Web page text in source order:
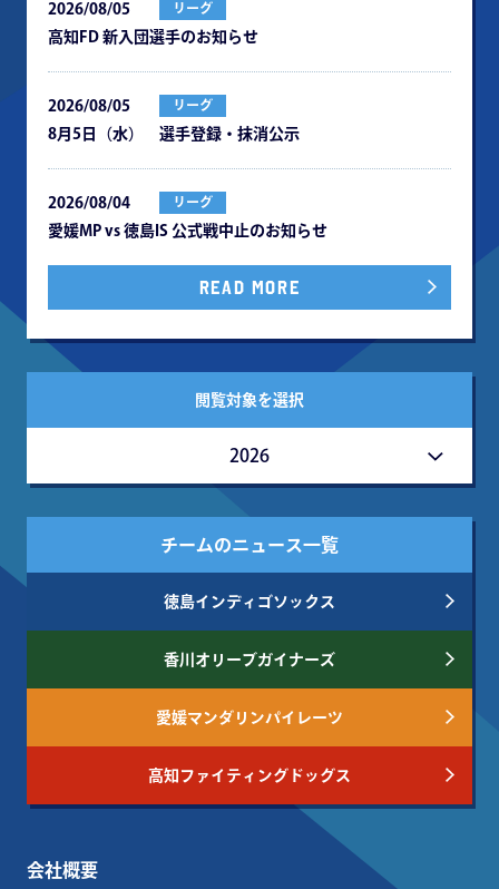
2026/08/05 リーグ
⾼知FD 新⼊団選⼿のお知らせ
2026/08/05 リーグ
8月5日（水） 選手登録・抹消公示
2026/08/04 リーグ
愛媛MP vs 徳島IS 公式戦中⽌のお知らせ
READ MORE
閲覧対象を選択
2026
チームのニュース一覧
徳島インディゴソックス
香川オリーブガイナーズ
愛媛マンダリンパイレーツ
高知ファイティングドッグス
会社概要